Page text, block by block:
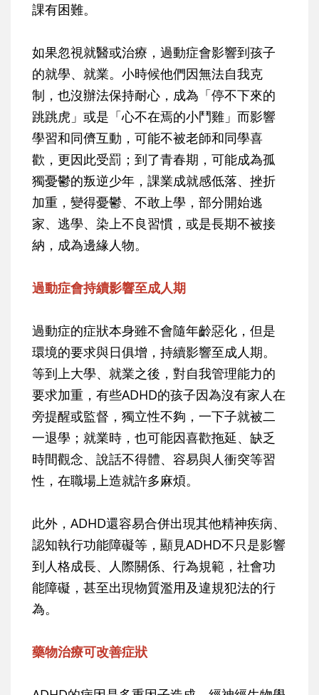
課有困難。
如果忽視就醫或治療，過動症會影響到孩子
的就學、就業。小時候他們因無法自我克
制，也沒辦法保持耐心，成為「停不下來的
跳跳虎」或是「心不在焉的小鬥雞」而影響
學習和同儕互動，可能不被老師和同學喜
歡，更因此受罰；到了青春期，可能成為孤
獨憂鬱的叛逆少年，課業成就感低落、挫折
加重，變得憂鬱、不敢上學，部分開始逃
家、逃學、染上不良習慣，或是長期不被接
納，成為邊緣人物。
過動症會持續影響至成人期
過動症的症狀本身雖不會隨年齡惡化，但是
環境的要求與日俱增，持續影響至成人期。
等到上大學、就業之後，對自我管理能力的
要求加重，有些ADHD的孩子因為沒有家人在
旁提醒或監督，獨立性不夠，一下子就被二
一退學；就業時，也可能因喜歡拖延、缺乏
時間觀念、說話不得體、容易與人衝突等習
性，在職場上造就許多麻煩。
此外，ADHD還容易合併出現其他精神疾病、
認知執行功能障礙等，顯見ADHD不只是影響
到人格成長、人際關係、行為規範，社會功
能障礙，甚至出現物質濫用及違規犯法的行
為。
藥物治療可改善症狀